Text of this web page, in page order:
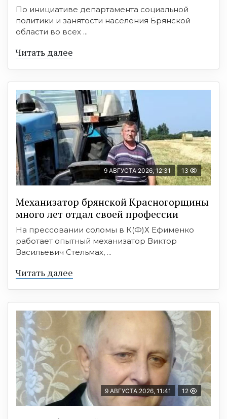
По инициативе департамента социальной
политики и занятости населения Брянской
области во всех ...
Читать далее
9 АВГУСТА 2026, 12:31 13
Механизатор брянской Красногорщины
много лет отдал своей профессии
На прессовании соломы в К(Ф)Х Ефименко
работает опытный механизатор Виктор
Васильевич Стельмах, ...
Читать далее
9 АВГУСТА 2026, 11:41 12